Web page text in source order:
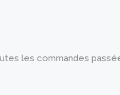
les commandes